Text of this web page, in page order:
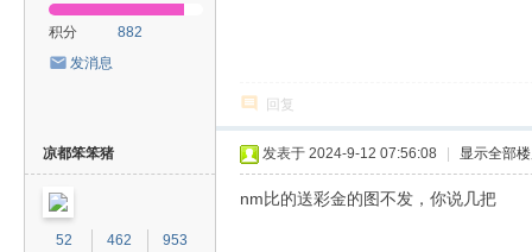
积分
882
发消息
回复
凉都笨笨猪
52
462
953
发表于 2024-9-12 07:56:08 显示全部
nm比的送彩金的图不发，你说几把